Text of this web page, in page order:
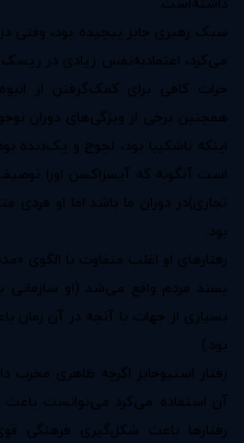
سبک رهبری جابز پیچیده بود، وقتی
می‌کرد، اعتماد‌به‌نفس زیادی در
جرات کافی برای کمک‌گرفتن از
همچنین برخی از ویژگی‌های دوران
اینکه ناشکیبا بود، لجوج و یک‌دنده
است آنگونه که آیسزاکسن اورا
تجاری)در دوران ما باشد اما او فردی
بود.
پسند مردم واقع می‌شد (او سازمانی
بسیاری از جهات با آنچه در آن
بود.)
رفتار استیو‌جابز اگرچه ظاهری مخرب
آن استفاده می‌کرد می‌توانست باعث
رفتارها باعث شکل‌گیری فرهنگی